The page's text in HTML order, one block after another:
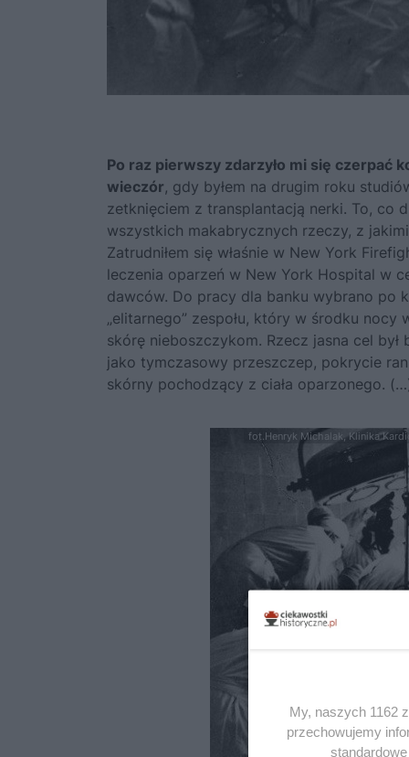
Po raz pierwszy zdarzyło mi się czerpać
wieczór, gdy byłem na drugim roku
zetknięciem z transplantacją nerki. To, co
wszystkich makabrycznych rzeczy, z
Zatrudniłem się właśnie w New York
leczenia oparzeń w New York Hospital w
dawców. Do pracy dla banku wybrano po
„elitarnego” zespołu, który w środku
skórę nieboszczykom. Rzecz jasna cel
jako tymczasowy przeszczep, pokrycie
skórny pochodzący z ciała oparzonego.
fot.Henryk Michalak, Klinika
My, naszych 1162
przechowujemy